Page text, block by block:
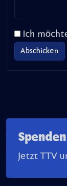
Ich
Spenden
Jetzt TTV